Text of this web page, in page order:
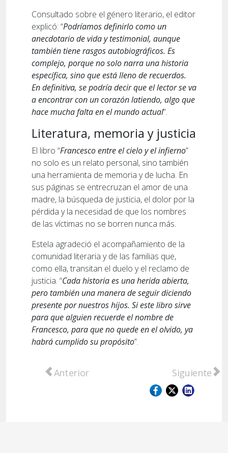
Consultado sobre el género literario, el editor
explicó: “Podríamos definirlo como un
anecdotario de vida y testimonial, aunque
también tiene rasgos autobiográficos. Es
complejo, porque no solo narra una historia
específica, sino que está lleno de recuerdos.
En definitiva, se podría decir que el lector se va
a encontrar con un corazón latiendo, algo que
hace mucha falta en el mundo actual”.
Literatura, memoria y justicia
El libro “Francesco entre el cielo y el infierno”
no solo es un relato personal, sino también
una herramienta de memoria y de lucha. En
sus páginas se entrecruzan el amor de una
madre, la búsqueda de justicia, el dolor por la
pérdida y la necesidad de que los nombres
de las víctimas no se borren nunca más.
Estela agradeció el acompañamiento de la
comunidad literaria y de las familias que,
como ella, transitan el duelo y el reclamo de
justicia. “Cada historia es una herida abierta,
pero también una manera de seguir diciendo
presente por nuestros hijos. Si este libro sirve
para que alguien recuerde el nombre de
Francesco, para que no quede en el olvido, ya
habrá cumplido su propósito”.
Artículo anterior: Continúa la intensa
Anterior Artículo
Siguiente